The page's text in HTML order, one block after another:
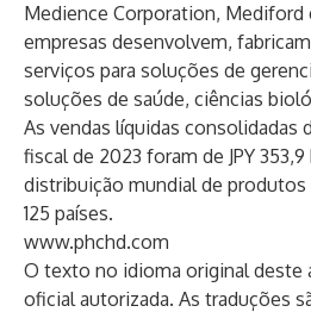
Medience Corporation, Mediford
empresas desenvolvem,
serviços para soluções de
soluções de saúde, ciências
As vendas líquidas consolidadas
fiscal de 2023 foram de JPY
distribuição mundial de
125 países.
www.phchd.com
O texto no idioma original deste
oficial autorizada. As traduções